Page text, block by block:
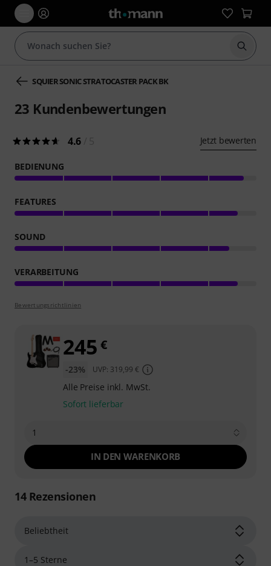
Suche
SQUIER SONIC STRATOCASTER PACK BK
23 Kundenbewertungen
4.6 Jetzt bewerten
BEDIENUNG
FEATURES
SOUND
VERARBEITUNG
Bewertungsrichtlinien
245 €
-23% UVP: 319,99 €
Alle Preise inkl. MwSt.
Sofort lieferbar
1
IN DEN WARENKORB
14Rezensionen